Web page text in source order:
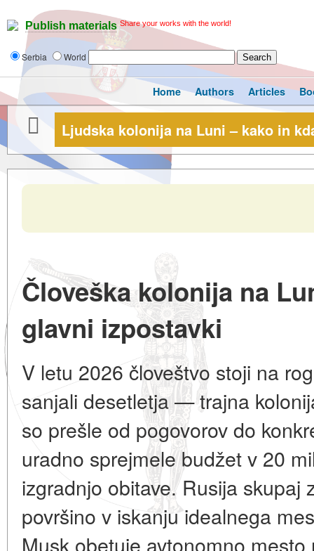
Publish materials Share your works with the world!
Serbia World
Home Authors Articles
Ljudska kolonija na Luni – kako in
Človeška kolonija na
glavni izpostavki
V letu 2026 človeštvo stoji na
sanjali desetletja — trajna
so prešle od pogovorov do
uradno sprejmele budžet v 20
izgradnjo obitave. Rusija skupaj
površino v iskanju idealnega
Musk obetuje avtonomno